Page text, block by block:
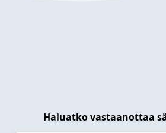
Haluatko vastaanottaa